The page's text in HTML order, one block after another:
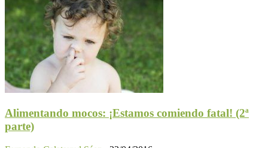
Alimentando mocos: ¡Estamos comiendo fatal! (2ª
parte)